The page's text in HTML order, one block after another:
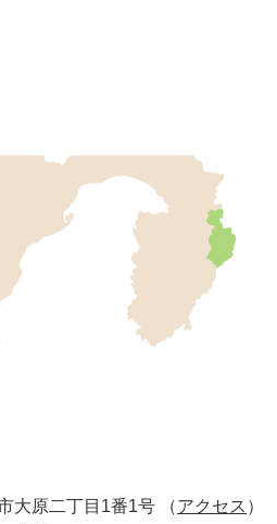
大原二丁目1番1号 （アクセス ）